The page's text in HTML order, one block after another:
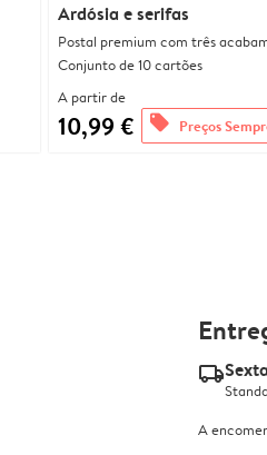
Ardósia e serifas
Postal premium com três
Conjunto de 10 cartões
A partir de
10,99 € offers Preços
delivery_standard_v2
A